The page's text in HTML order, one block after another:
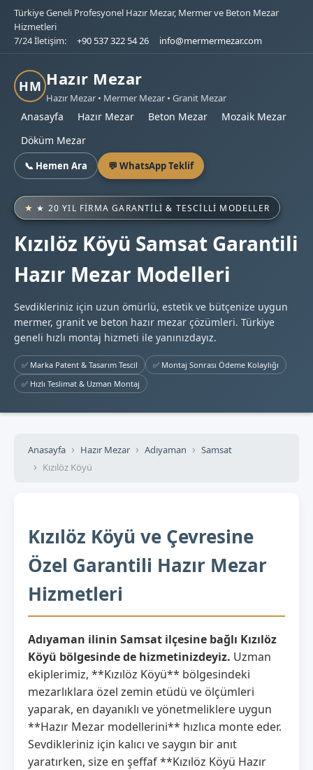
Türkiye Geneli Profesyonel Hazır Mezar, Mermer ve Beton Mezar
Hizmetleri
7/24 İletişim:
+90 537 322 54 26 info@mermermezar.com
HM Hazır Mezar
Hazır Mezar • Mermer Mezar • Granit Mezar
Anasayfa Hazır Mezar Beton Mezar
Mozaik Mezar
Döküm Mezar
📞 Hemen Ara 💬 WhatsApp Teklif
★ 20 YIL FIRMA GARANTILI & TESCILLI MODELLER
Kızılöz Köyü Samsat Garantili
Hazır Mezar Modelleri
Sevdikleriniz için uzun ömürlü, estetik ve bütçenize uygun
mermer, granit ve beton hazır mezar çözümleri. Türkiye
geneli hızlı montaj hizmeti ile yanınızdayız.
✅ Marka Patent & Tasarım Tescil
✅ Montaj Sonrası Ödeme Kolaylığı
✅ Hızlı Teslimat & Uzman Montaj
Anasayfa Hazır Mezar Adıyaman
Samsat
Kızılöz Köyü
Kızılöz Köyü ve Çevresine
Özel Garantili Hazır Mezar
Hizmetleri
Adıyaman ilinin Samsat ilçesine bağlı Kızılöz
Köyü bölgesinde de hizmetinizdeyiz. Uzman
ekiplerimiz, **Kızılöz Köyü** bölgesindeki
mezarlıklara özel zemin etüdü ve ölçümleri
yaparak, en dayanıklı ve yönetmeliklere uygun
**Hazır Mezar modellerini** hızlıca monte eder.
Sevdikleriniz için kalıcı ve saygın bir anıt
yaratırken, size en şeffaf **Kızılöz Köyü Hazır